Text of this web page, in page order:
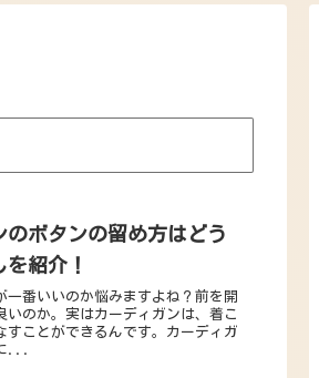
のボタンの留め方はどう
紹介！
番いいのか悩みますよね？前を開
のか。実はカーディガンは、着こ
ことができるんです。カーディガ
...